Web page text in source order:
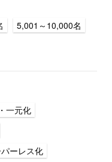
5,001～10,000名
一元化
ーレス化